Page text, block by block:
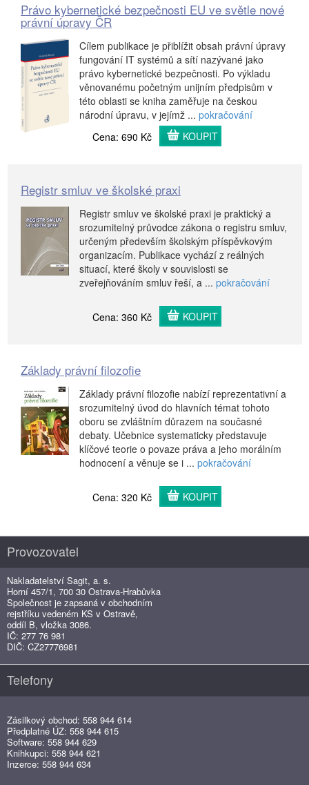
Právo kybernetické bezpečnosti EU ve světle nové
právní úpravy ČR
Cílem publikace je přiblížit obsah právní úpravy
fungování IT systémů a sítí nazývané jako
právo kybernetické bezpečnosti. Po výkladu
věnovanému početným unijním předpisům v
této oblasti se kniha zaměřuje na českou
národní úpravu, v jejímž ... pokračování
Cena: 690 Kč
KOUPIT
Registr smluv ve školské praxi
Registr smluv ve školské praxi je praktický a
srozumitelný průvodce zákona o registru smluv,
určeným především školským příspěvkovým
organizacím. Publikace vychází z reálných
situací, které školy v souvislosti se
zveřejňováním smluv řeší, a ... pokračování
Cena: 360 Kč KOUPIT
Základy právní filozofie
Základy právní filozofie nabízí reprezentativní a
srozumitelný úvod do hlavních témat tohoto
oboru se zvláštním důrazem na současné
debaty. Učebnice systematicky představuje
klíčové teorie o povaze práva a jeho morálním
hodnocení a věnuje se i ... pokračování
Cena: 320 Kč KOUPIT
Provozovatel
Nakladatelství Sagit, a. s.
Horní 457/1, 700 30 Ostrava-Hrabůvka
Společnost je zapsaná v obchodním
rejstříku vedeném KS v Ostravě,
oddíl B, vložka 3086.
IČ: 277 76 981
DIČ: CZ27776981
Telefony
Zásilkový obchod: 558 944 614
Předplatné ÚZ: 558 944 615
Software: 558 944 629
Knihkupci: 558 944 621
Inzerce: 558 944 634